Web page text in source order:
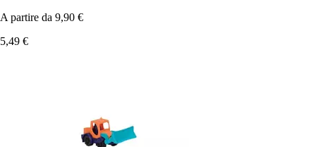
A partire da 9,90 €
5,49 €